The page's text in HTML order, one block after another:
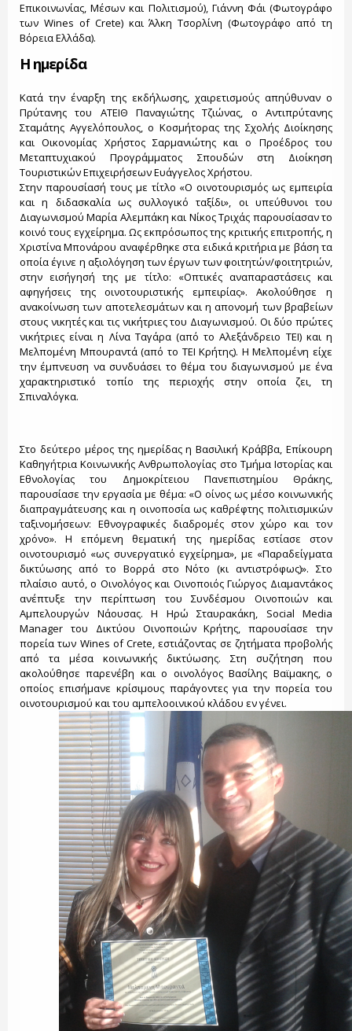
Επικοινωνίας, Μέσων και Πολιτισμού), Γιάννη Φάι (Φωτογράφο
των Wines of Crete) και Άλκη Τσορλίνη (Φωτογράφο από τη
Βόρεια Ελλάδα).
Η ημερίδα
Κατά την έναρξη της εκδήλωσης, χαιρετισμούς απηύθυναν ο
Πρύτανης του ΑΤΕΙΘ Παναγιώτης Τζιώνας, ο Αντιπρύτανης
Σταμάτης Αγγελόπουλος, ο Κοσμήτορας της Σχολής Διοίκησης
και Οικονομίας Χρήστος Σαρμανιώτης και ο Προέδρος του
Μεταπτυχιακού Προγράμματος Σπουδών στη Διοίκηση
Τουριστικών Επιχειρήσεων Ευάγγελος Χρήστου.
Στην παρουσίασή τους με τίτλο «Ο οινοτουρισμός ως εμπειρία
και η διδασκαλία ως συλλογικό ταξίδι», οι υπεύθυνοι του
Διαγωνισμού Μαρία Αλεμπάκη και Νίκος Τριχάς παρουσίασαν το
κοινό τους εγχείρημα. Ως εκπρόσωπος της κριτικής επιτροπής, η
Χριστίνα Μπονάρου αναφέρθηκε στα ειδικά κριτήρια με βάση τα
οποία έγινε η αξιολόγηση των έργων των φοιτητών/φοιτητριών,
στην εισήγησή της με τίτλο: «Οπτικές αναπαραστάσεις και
αφηγήσεις της οινοτουριστικής εμπειρίας». Ακολούθησε η
ανακοίνωση των αποτελεσμάτων και η απονομή των βραβείων
στους νικητές και τις νικήτριες του Διαγωνισμού. Οι δύο πρώτες
νικήτριες είναι η Λίνα Ταγάρα (από το Αλεξάνδρειο ΤΕΙ) και η
Μελπομένη Μπουραντά (από το ΤΕΙ Κρήτης). Η Μελπομένη είχε
την έμπνευση να συνδυάσει το θέμα του διαγωνισμού με ένα
χαρακτηριστικό τοπίο της περιοχής στην οποία ζει, τη
Σπιναλόγκα.
Στο δεύτερο μέρος της ημερίδας η Βασιλική Κράββα, Επίκουρη
Καθηγήτρια Κοινωνικής Ανθρωπολογίας στο Τμήμα Ιστορίας και
Εθνολογίας του Δημοκρίτειου Πανεπιστημίου Θράκης,
παρουσίασε την εργασία με θέμα: «Ο οίνος ως μέσο κοινωνικής
διαπραγμάτευσης και η οινοποσία ως καθρέφτης πολιτισμικών
ταξινομήσεων: Εθνογραφικές διαδρομές στον χώρο και τον
χρόνο». Η επόμενη θεματική της ημερίδας εστίασε στον
οινοτουρισμό «ως συνεργατικό εγχείρημα», με «Παραδείγματα
δικτύωσης από το Βορρά στο Νότο (κι αντιστρόφως)». Στο
πλαίσιο αυτό, ο Οινολόγος και Οινοποιός Γιώργος Διαμαντάκος
ανέπτυξε την περίπτωση του Συνδέσμου Οινοποιών και
Αμπελουργών Νάουσας. Η Ηρώ Σταυρακάκη, Social Media
Manager του Δικτύου Οινοποιών Κρήτης, παρουσίασε την
πορεία των Wines of Crete, εστιάζοντας σε ζητήματα προβολής
από τα μέσα κοινωνικής δικτύωσης. Στη συζήτηση που
ακολούθησε παρενέβη και ο οινολόγος Βασίλης Βαϊμακης, ο
οποίος επισήμανε κρίσιμους παράγοντες για την πορεία του
οινοτουρισμού και του αμπελοοινικού κλάδου εν γένει.